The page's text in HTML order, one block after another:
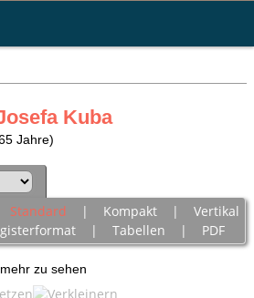
Kuba
Jahre)
Standard | Kompakt| Vertikal
| Tabellen | PDF
zu sehen